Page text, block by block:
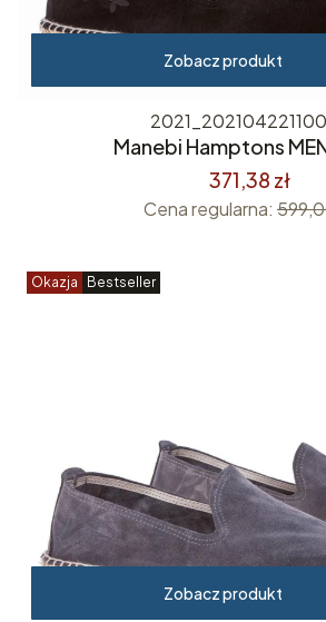
Zobacz produkt
Manebi Hamptons
371,38 zł
Cena regularna:
Okazja Bestseller
Zobacz produkt